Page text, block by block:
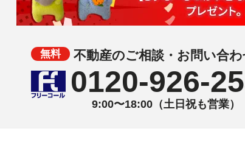
不動産のご相談・お問い合わ
0120-926-
9:00〜18:00（土日祝も営業）